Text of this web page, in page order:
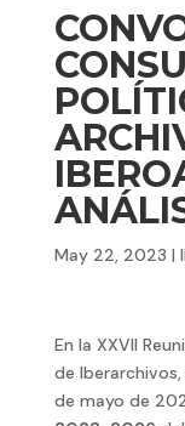
May 22, 2023 |
En la XXVII
de
de mayo de